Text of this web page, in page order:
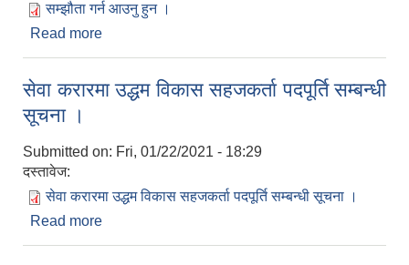
सम्झौता गर्न आउनु हुन ।
Read more
सेवा करारमा उद्धम विकास सहजकर्ता पदपूर्ति सम्बन्धी
सूचना ।
Submitted on: Fri, 01/22/2021 - 18:29
दस्तावेज:
सेवा करारमा उद्धम विकास सहजकर्ता पदपूर्ति सम्बन्धी सूचना ।
Read more